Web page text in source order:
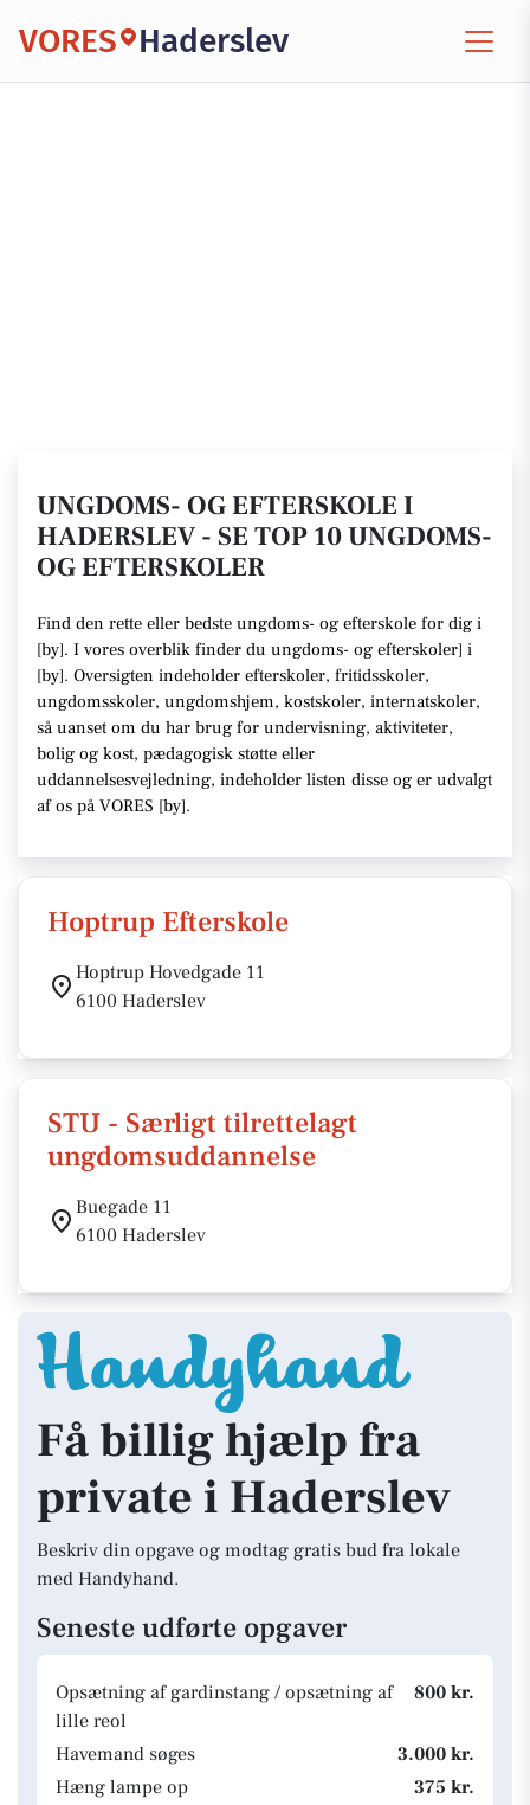
VORES Haderslev
UNGDOMS- OG EFTERSKOLE I
HADERSLEV - SE TOP 10 UNGDOMS-
OG EFTERSKOLER
Find den rette eller bedste ungdoms- og efterskole for dig i
[by]. I vores overblik finder du ungdoms- og efterskoler] i
[by]. Oversigten indeholder efterskoler, fritidsskoler,
ungdomsskoler, ungdomshjem, kostskoler, internatskoler,
så uanset om du har brug for undervisning, aktiviteter,
bolig og kost, pædagogisk støtte eller
uddannelsesvejledning, indeholder listen disse og er udvalgt
af os på VORES [by].
Hoptrup Efterskole
Hoptrup Hovedgade 11
6100 Haderslev
STU - Særligt tilrettelagt
ungdomsuddannelse
Buegade 11
6100 Haderslev
Få billig hjælp fra
private i Haderslev
Beskriv din opgave og modtag gratis bud fra lokale
med Handyhand.
Seneste udførte opgaver
Opsætning af gardinstang / opsætning af
lille reol
800 kr.
Havemand søges
3.000 kr.
Hæng lampe op
375 kr.